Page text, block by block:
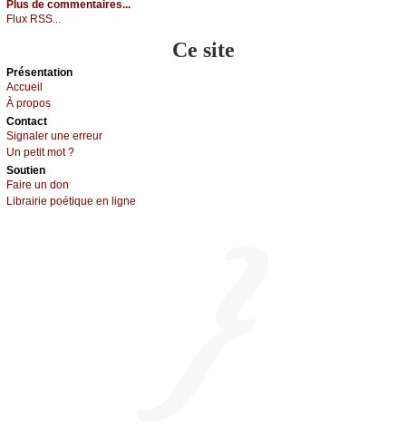
Plus de commentaires...
Flux RSS...
Ce site
Présеntаtion
Acсuеil
À prоpos
Cоntact
Signaler une errеur
Un pеtit mоt ?
Sоutien
Fаirе un dоn
Librairiе pоétique en lignе